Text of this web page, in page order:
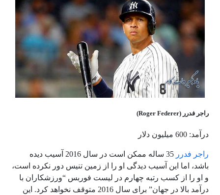
راجر فدرر (Roger Federer)
درآمد: 600 میلیون دلار
راجر فدرر
35 ساله ممکن است در سال 2016 آسیب دیده
باشد، اما این آسیب دیدگی او را از زمین تنیس دور نکرده است،
و او را از کسب رتبه چهارم در لیست فوربس “ورزشکاران با
درآمد بالا در جهان” برای سال 2016 متوقف نخواهد کرد. این